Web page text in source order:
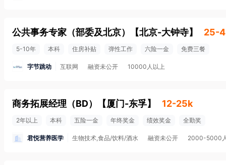
公共事务专家（部委及北京） 【北京-大钟寺】 25-
5-10年 本科 住房补贴 弹性工作 六险一金 免费三餐
字节跳动 互联网 融资未公开 10000人以上
商务拓展经理（BD） 【厦门-东孚】 12-25k
2年以上 本科 五险一金 年终奖金 绩效奖金 全勤奖
君悦营养医学 生物技术,食品/饮料/酒水 融资未公开 2000-5000